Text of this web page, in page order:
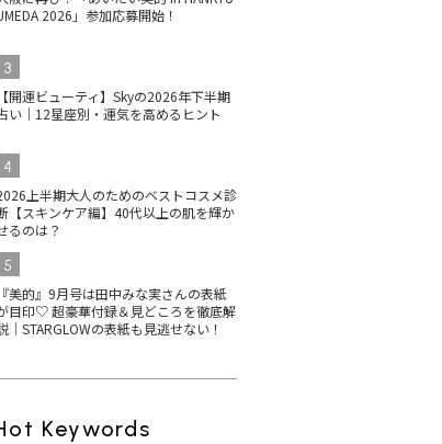
品ツヤベージュに注目
ネイル！秋冬新色＆ベス
コス受賞は？
2026」参加応募開始！
3
【開運ビューティ】Skyの2026年下半期
い｜12星座別・運気を高めるヒント
4
上半期大人のためのベストコスメ診
【スキンケア編】40代以上の肌を輝か
るのは？
5
『美的』9月号は田中みな実さんの表紙
目印♡ 超豪華付録＆見どころを徹底解
｜STARGLOWの表紙も見逃せない！
Keywords